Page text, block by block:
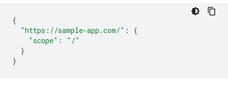
{
"https://sample-app.com/" :
{
"scope" :
"/"
}
}